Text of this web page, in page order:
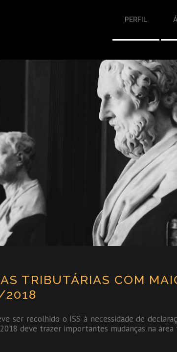
PERFIL
TRIBUTÁRIAS COM
2018
ser recolhido o ISS à necessidade de
deve trazer importantes mudanças na